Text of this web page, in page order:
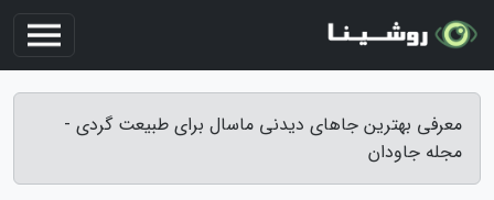
معرفی بهترین جاهای دیدنی ماسال برای طبیعت گردی -
مجله جاودان